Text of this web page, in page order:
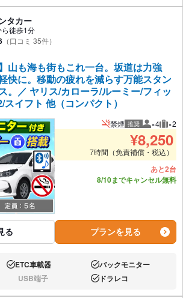
タカー
徒歩1分
（口コミ 35件）
山も海も街もこれ一台。坂道は力強
快に。移動の疲れを減らす万能スタン
。／ ヤリス/カローラ/ルーミー/フィッ
スイフト 他（コンパクト）
る
禁煙 推奨 推奨人数
×4 推
×2
¥8,250
7時間（免責補償・税込）
あと2台
8/10までキャンセル無料
プランを見る
あり:ETC車載器 あり:バックモニター
なし:USB端子 あり:ドラレコ